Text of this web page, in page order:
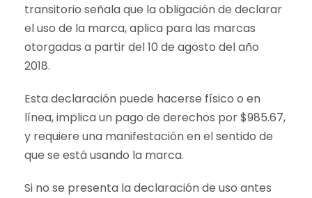
transitorio señala que la obligación de declarar
el uso de la marca, aplica para las marcas
otorgadas a partir del 10 de agosto del año
2018.
Esta declaración puede hacerse físico o en
línea, implica un pago de derechos por $985.67,
y requiere una manifestación en el sentido de
que se está usando la marca.
Si no se presenta la declaración de uso antes